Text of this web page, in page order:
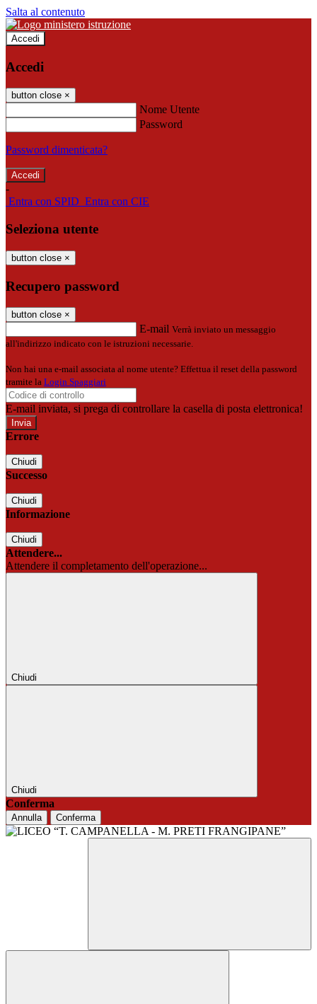
Salta al contenuto
Accedi
Accedi
button close ×
Nome Utente
Password
Password dimenticata?
-
Entra con SPID Entra con CIE
Seleziona utente
button close ×
Recupero password
button close ×
E-mail Verrà inviato un messaggio
all'indirizzo indicato con le istruzioni necessarie.
Non hai una e-mail associata al nome utente? Effettua il reset della password
tramite la Login Spaggiari
E-mail inviata, si prega di controllare la casella di posta elettronica!
Errore
Chiudi
Successo
Chiudi
Informazione
Chiudi
Attendere...
Attendere il completamento dell'operazione...
Chiudi
Chiudi
Conferma
Annulla Conferma